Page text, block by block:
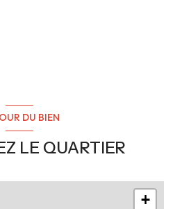
DU BIEN
LE QUARTIER
+